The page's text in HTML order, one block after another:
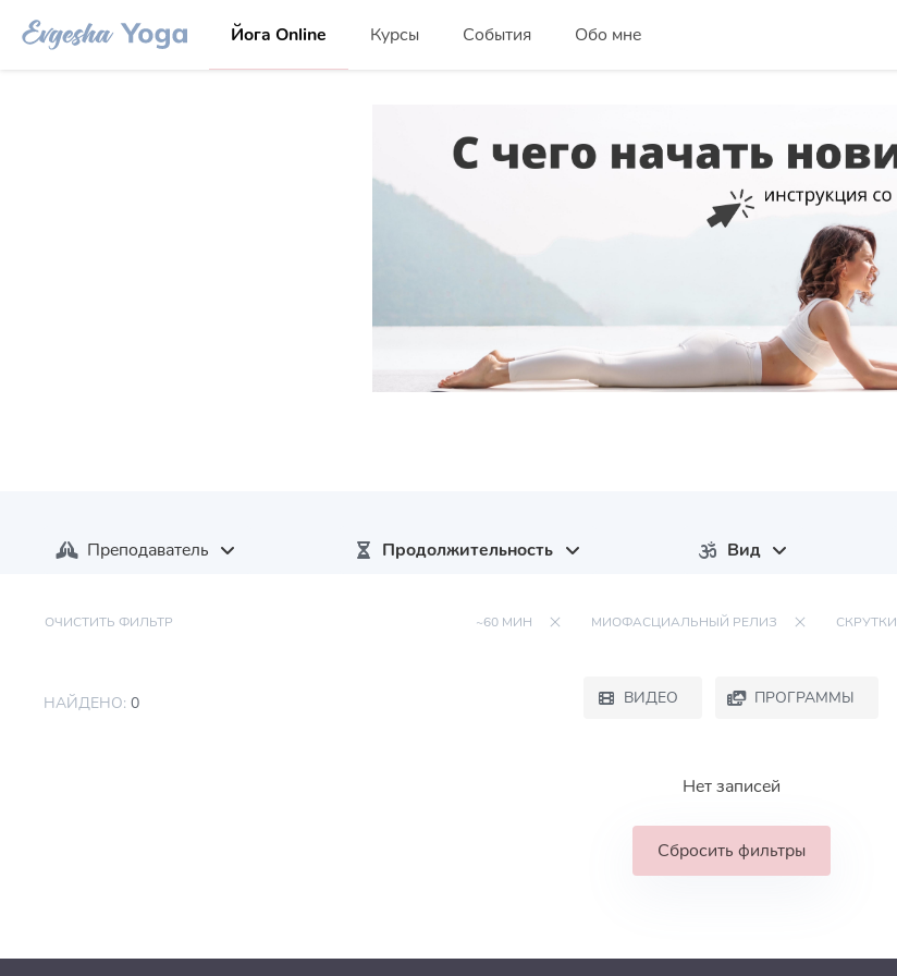
Йога Online Курсы События Обо мне
Преподаватель Продолжительность Вид
ОЧИСТИТЬ ФИЛЬТР ~60 МИН МИОФАСЦИАЛЬНЫЙ РЕЛИЗ СКРУТКИ
НАЙДЕНО: 0 ВИДЕО ПРОГРАММЫ
Нет записей
Сбросить фильтры